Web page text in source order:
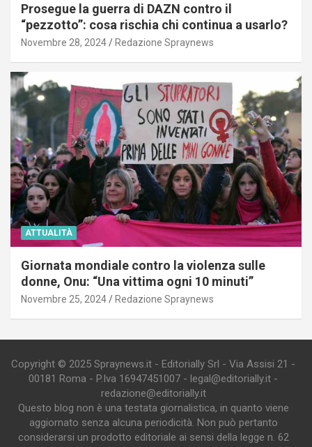
Prosegue la guerra di DAZN contro il
“pezzotto”: cosa rischia chi continua a usarlo?
Novembre 28, 2024 Redazione Spraynews
ATTUALITÀ
Giornata mondiale contro la violenza sulle
donne, Onu: “Una vittima ogni 10 minuti”
Novembre 25, 2024 Redazione Spraynews
Copyright © 2025 Spraynews.it - Editorially Srl - Via Assisi 21 -
00181 Roma - P.Iva 16947451007 - legal@editorially.it -
redazione@editorially.it
Questo blog non è una testata giornalistica, in quanto viene
aggiornato senza alcuna periodicità. Non può pertanto
considerarsi un prodotto editoriale ai sensi della legge n. 62